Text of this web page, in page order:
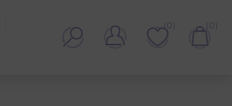
(0) (0)